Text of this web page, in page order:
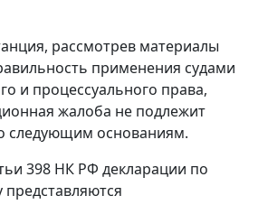
рассмотрев материалы
применения судами
и процессуального права,
жалоба не подлежит
следующим основаниям.
398 НК РФ декларации по